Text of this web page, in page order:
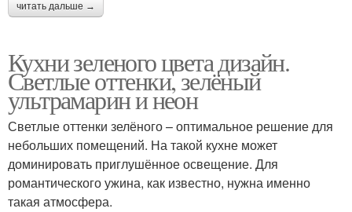
читать дальше →
Кухни зеленого цвета дизайн.
Светлые оттенки, зелёный
ультрамарин и неон
Светлые оттенки зелёного – оптимальное решение для
небольших помещений. На такой кухне может
доминировать приглушённое освещение. Для
романтического ужина, как известно, нужна именно
такая атмосфера.